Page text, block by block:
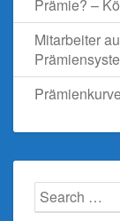
Prämie? –
Mitarbeiter
Search
for: